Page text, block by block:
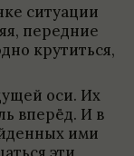
ситу­ации
перед­ние
кру­титься,
оси. Их
впе­рёд. И в
ими